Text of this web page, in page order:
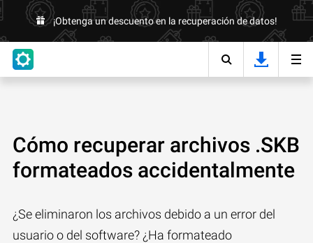
¡Obtenga un descuento en la recuperación de datos!
Cómo recuperar archivos .SKB
formateados accidentalmente
¿Se eliminaron los archivos debido a un error del
usuario o del software? ¿Ha formateado